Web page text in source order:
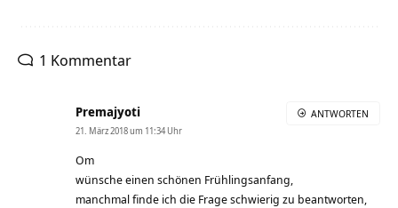
1 Kommentar
Premajyoti
21. März 2018 um 11:34 Uhr
Om
wünsche einen schönen Frühlingsanfang,
manchmal finde ich die Frage schwierig zu beantworten,
ANTWORTEN